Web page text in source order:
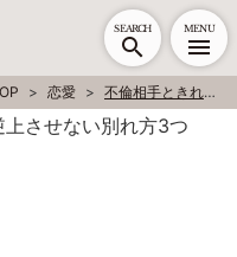
SEARCH MENU
恋愛 不倫相手ときれいに別れたい…逆上させない別れ方3つ